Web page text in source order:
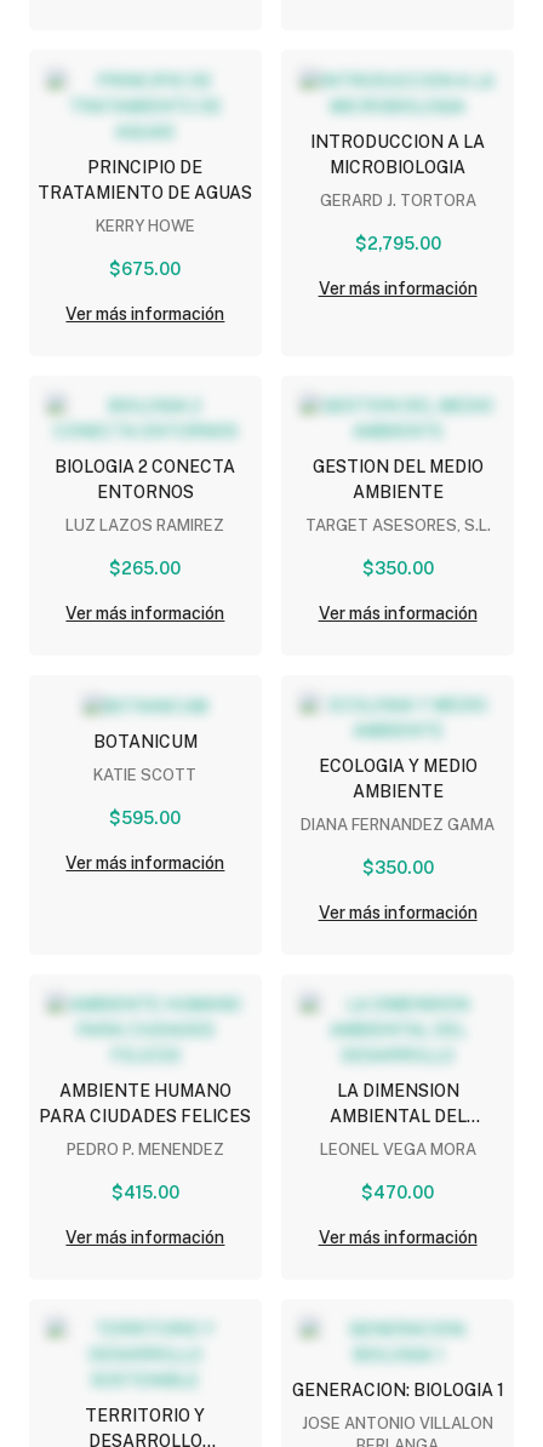
PRINCIPIO DE
TRATAMIENTO DE AGUAS
KERRY HOWE
$675.00
Ver más información
INTRODUCCION A LA
MICROBIOLOGIA
GERARD J. TORTORA
$2,795.00
Ver más información
BIOLOGIA 2 CONECTA
ENTORNOS
LUZ LAZOS RAMIREZ
$265.00
Ver más información
GESTION DEL MEDIO
AMBIENTE
TARGET ASESORES, S.L.
$350.00
Ver más información
BOTANICUM
KATIE SCOTT
$595.00
Ver más información
ECOLOGIA Y MEDIO
AMBIENTE
DIANA FERNANDEZ GAMA
$350.00
Ver más información
AMBIENTE HUMANO
PARA CIUDADES FELICES
PEDRO P. MENENDEZ
$415.00
Ver más información
LA DIMENSION
AMBIENTAL DEL
DESARROLLO
LEONEL VEGA MORA
$470.00
Ver más información
TERRITORIO Y
DESARROLLO
GENERACION: BIOLOGIA 1
JOSE ANTONIO VILLALON